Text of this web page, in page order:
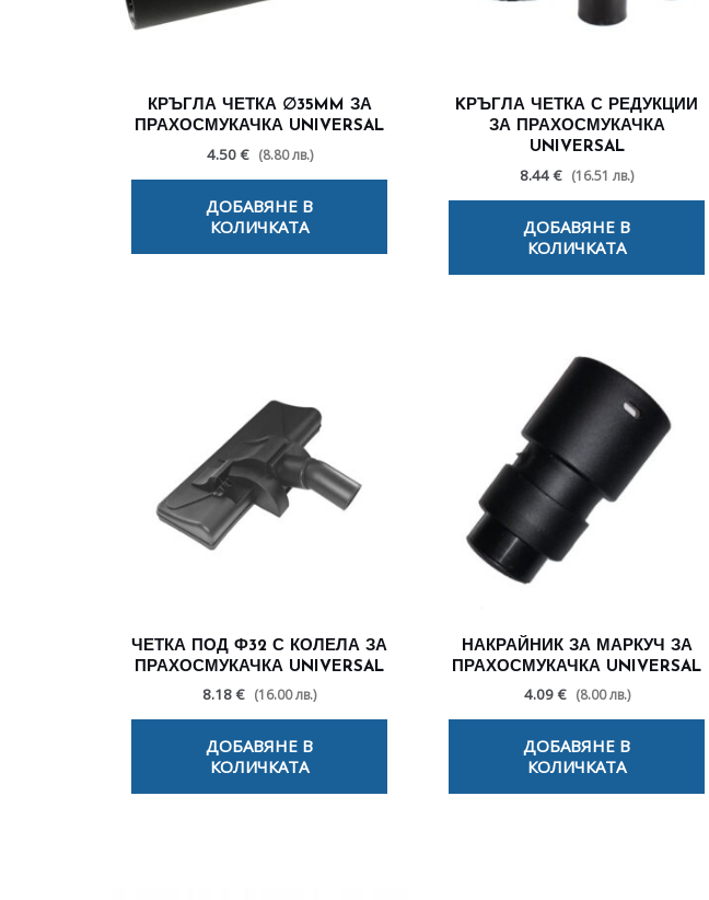
КРЪГЛА ЧЕТКА ∅35MM ЗА
ПРАХОСМУКАЧКА UNIVERSAL
4.50 € (8.80 лв.)
ДОБАВЯНЕ В
КОЛИЧКАТА
KРЪГЛА ЧЕТКА С РЕДУКЦИИ
ЗА ПРАХОСМУКАЧКА
UNIVERSAL
8.44 € (16.51 лв.)
ДОБАВЯНЕ В
КОЛИЧКАТА
ЧЕТКА ПОД Ф32 С КОЛЕЛА ЗА
ПРАХОСМУКАЧКА UNIVERSAL
8.18 € (16.00 лв.)
ДОБАВЯНЕ В
КОЛИЧКАТА
НАКРАЙНИК ЗА МАРКУЧ ЗА
ПРАХОСМУКАЧКА UNIVERSAL
4.09 € (8.00 лв.)
ДОБАВЯНЕ В
КОЛИЧКАТА